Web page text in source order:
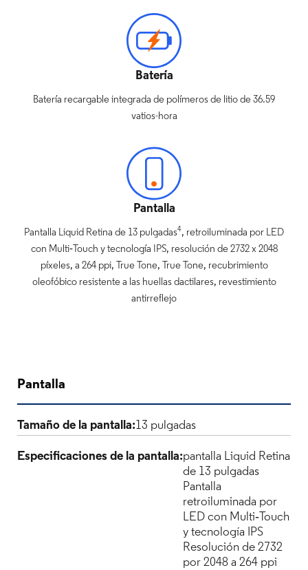
Batería
Batería recargable integrada de polímeros de litio de 36.59
vatios-hora
Pantalla
Pantalla Liquid Retina de 13 pulgadas4, retroiluminada por LED
con Multi‑Touch y tecnología IPS, resolución de 2732 x 2048
píxeles, a 264 ppi, True Tone, True Tone, recubrimiento
oleofóbico resistente a las huellas dactilares, revestimiento
antirreflejo
Pantalla
Tamaño de la pantalla:13 pulgadas
Especificaciones de la pantalla​​​​​​​:pantalla Liquid Retina
de 13 pulgadas
Pantalla
retroiluminada por
LED con Multi‑Touch
y tecnología IPS
Resolución de 2732
por 2048 a 264 ppi